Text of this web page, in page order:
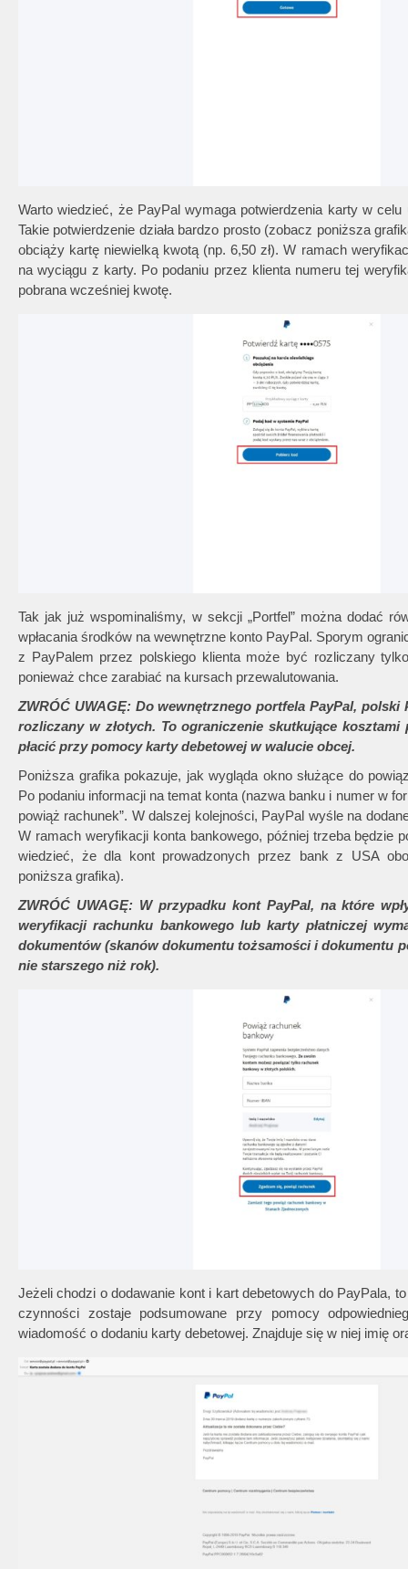
Warto wiedzieć, że PayPal wymaga potwierdzenia karty w
Takie potwierdzenie działa bardzo prosto (zobacz poniższa
obciąży kartę niewielką kwotą (np. 6,50 zł). W ramach
na wyciągu z karty. Po podaniu przez klienta numeru tej
pobrana wcześniej kwotę.
Tak jak już wspominaliśmy, w sekcji „Portfel” można dodać
wpłacania środków na wewnętrzne konto PayPal. Sporym
z PayPalem przez polskiego klienta może być rozliczany
ponieważ chce zarabiać na kursach przewalutowania.
ZWRÓĆ UWAGĘ: Do wewnętrznego portfela PayPal,
rozliczany w złotych. To ograniczenie skutkujące
płacić przy pomocy karty debetowej w walucie obcej.
Poniższa grafika pokazuje, jak wygląda okno służące do
Po podaniu informacji na temat konta (nazwa banku i numer w
powiąż rachunek”. W dalszej kolejności, PayPal wyśle na
W ramach weryfikacji konta bankowego, później trzeba będzie
wiedzieć, że dla kont prowadzonych przez bank z USA
poniższa grafika).
ZWRÓĆ UWAGĘ: W przypadku kont PayPal, na które
weryfikacji rachunku bankowego lub karty płatniczej
dokumentów (skanów dokumentu tożsamości i dokumentu
nie starszego niż rok).
Jeżeli chodzi o dodawanie kont i kart debetowych do PayPala,
czynności zostaje podsumowane przy pomocy
wiadomość o dodaniu karty debetowej. Znajduje się w niej imię